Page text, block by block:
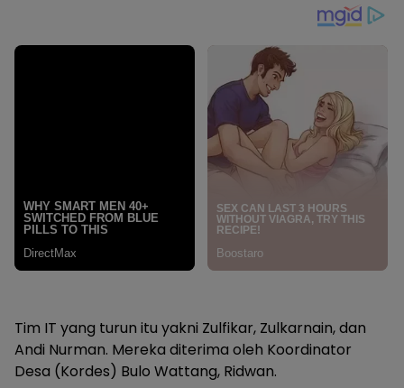
Tim IT yang turun itu yakni Zulfikar, Zulkarnain, dan
Andi Nurman. Mereka diterima oleh Koordinator
Desa (Kordes) Bulo Wattang, Ridwan.